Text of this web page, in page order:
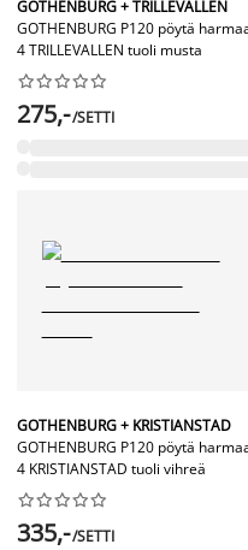
GOTHENBURG + TRILLEVALLEN
GOTHENBURG P120 pöytä
4 TRILLEVALLEN tuoli musta






275,-/SETTI
GOTHENBURG + KRISTIANSTAD
GOTHENBURG P120 pöytä
4 KRISTIANSTAD tuoli vihreä






335,-/SETTI